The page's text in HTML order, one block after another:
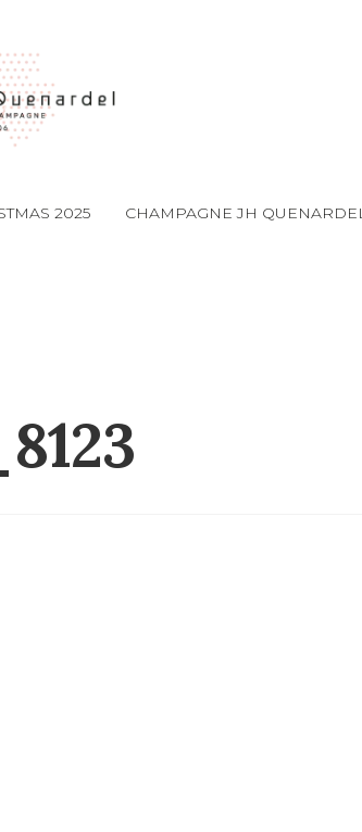
2025 CHAMPAGNE JH QUENARDEL